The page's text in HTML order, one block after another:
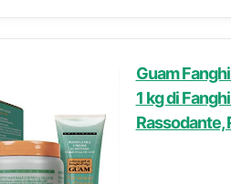
Guam
1 kg di
Rassodante,